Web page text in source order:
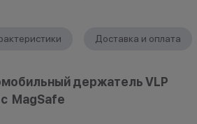
бонусные
Доставка и оплата
держатель VLP
MagSafe